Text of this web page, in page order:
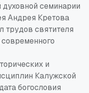
семинарии
Андрея Кретова
трудов святителя
и
Калужской
богословия